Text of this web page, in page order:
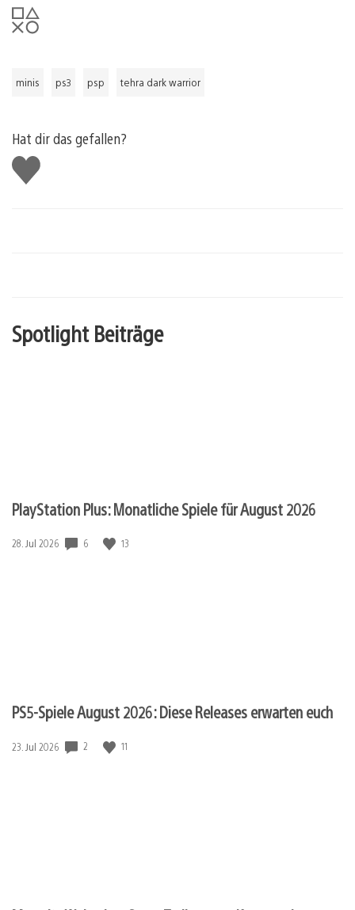
minis ps3 psp tehra dark warrior
Hat dir das gefallen?
Gefällt
mir
Spotlight Beiträge
PlayStation Plus: Monatliche Spiele für August 2026
Veröffentlichungsdatum:
28. Jul 2026 6 13
PS5-Spiele August 2026: Diese Releases erwarten euch
Veröffentlichungsdatum:
23. Jul 2026 2 11